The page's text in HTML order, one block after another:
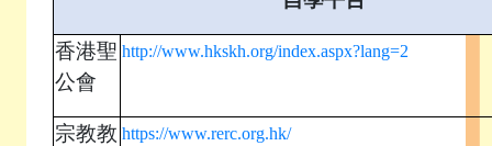
香港聖
公會
http://www.hkskh.org/index.aspx?lang=2
宗教教 https://www.rerc.org.hk/